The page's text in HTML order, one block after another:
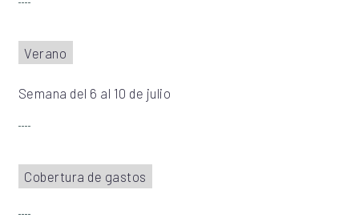
Verano
Semana del 6 al 10 de julio
Cobertura de gastos